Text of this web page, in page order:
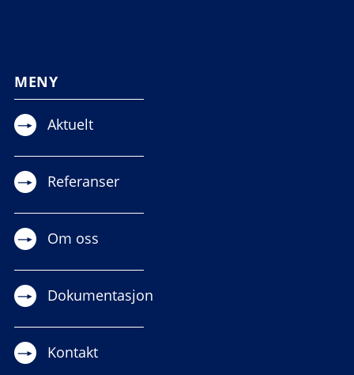
MENY
Aktuelt
Referanser
Om oss
Dokumentasjon
Kontakt